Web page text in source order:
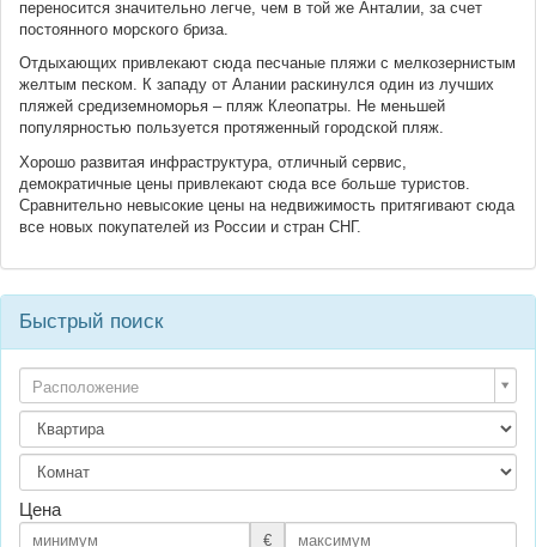
переносится значительно легче, чем в той же Анталии, за счет
постоянного морского бриза.
Отдыхающих привлекают сюда песчаные пляжи с мелкозернистым
желтым песком. К западу от Алании раскинулся один из лучших
пляжей средиземноморья – пляж Клеопатры. Не меньшей
популярностью пользуется протяженный городской пляж.
Хорошо развитая инфраструктура, отличный сервис,
демократичные цены привлекают сюда все больше туристов.
Сравнительно невысокие цены на недвижимость притягивают сюда
все новых покупателей из России и стран СНГ.
Быстрый поиск
Расположение
Цена
€